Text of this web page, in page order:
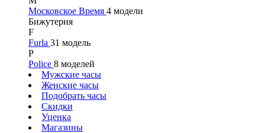
Московское Время 4 модели
Бижутерия
F
Furla 31 модель
P
Police 8 моделей
Мужские часы
Женские часы
Подобрать часы
Скидки
Уценка
Магазины